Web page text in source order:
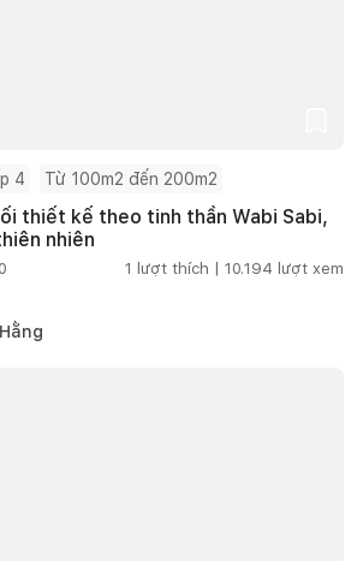
4 Từ 100m2 đến 200m2
thiết kế theo tinh thần Wabi Sabi,
nhiên
1 lượt thích | 10.194 lượt xem